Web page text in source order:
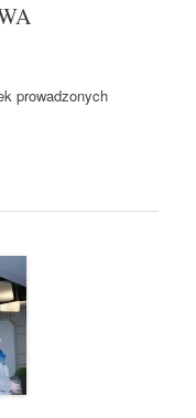
prowadzonych